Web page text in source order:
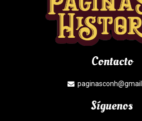
Contacto
Síguenos